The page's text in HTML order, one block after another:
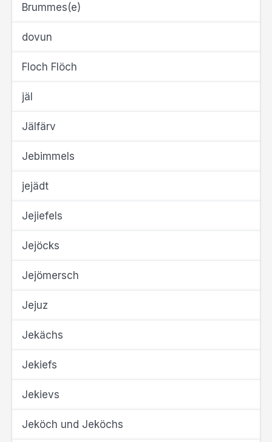
Brummes(e)
dovun
Floch Flöch
jäl
Jälfärv
Jebimmels
jejädt
Jejiefels
Jejöcks
Jejömersch
Jejuz
Jekächs
Jekiefs
Jekievs
Jeköch und Jeköchs